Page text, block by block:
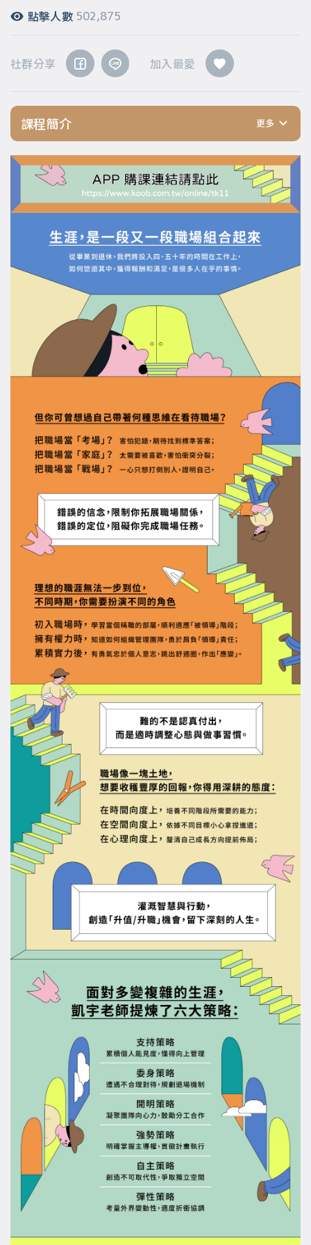
點擊人數 502,875
社群分享 加入最愛
課程簡介